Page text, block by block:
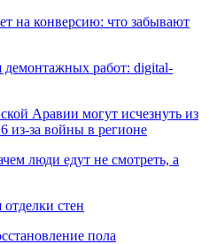
на конверсию: что забывают
демонтажных работ: digital-
Аравии могут исчезнуть из
из-за войны в регионе
люди едут не смотреть, а
стен
пола